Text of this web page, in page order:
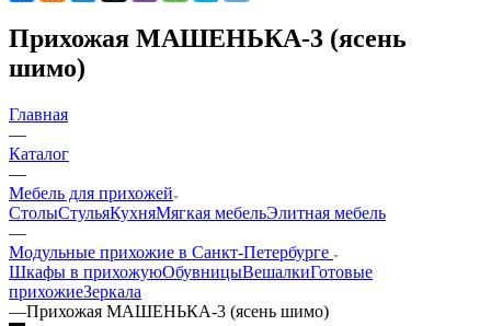
Прихожая МАШЕНЬКА-3 (ясень
шимо)
Главная
—
Каталог
—
Мебель для прихожей
СтолыСтульяКухняМягкая мебельЭлитная мебель
—
Модульные прихожие в Санкт-Петербурге
Шкафы в прихожуюОбувницыВешалкиГотовые
прихожиеЗеркала
—Прихожая МАШЕНЬКА-3 (ясень шимо)